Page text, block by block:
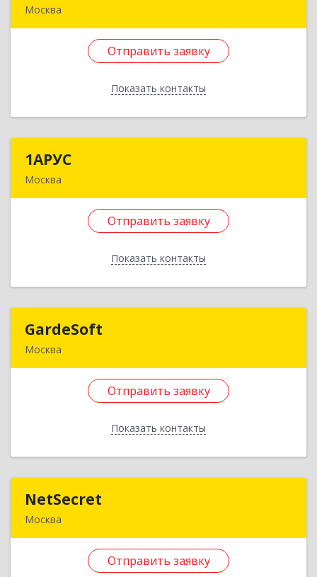
Москва
Отправить заявку
Показать контакты
Развилка п, дом № 5А-27
1АРУС
Москва
Отправить заявку
Показать контакты
GardeSoft
Москва
Отправить заявку
Показать контакты
строение 18
NetSecret
Москва
Отправить заявку
округ Басманный, Фридриха Энгельса ул, дом
№ 75, строение 3, пом.1/1